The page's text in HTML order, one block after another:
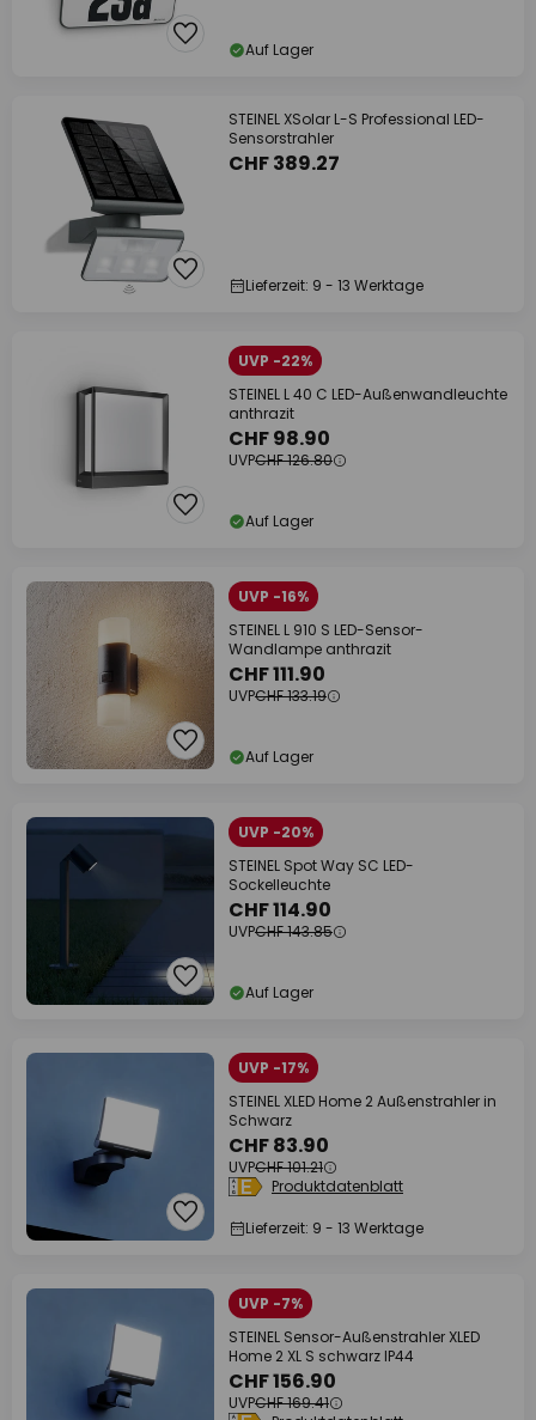
Auf Lager
STEINEL XSolar L-S Professional LED-
Sensorstrahler
CHF 389.27
Lieferzeit: 9 - 13 Werktage
UVP -22%
STEINEL L 40 C LED-Außenwandleuchte
anthrazit
CHF 98.90
UVPCHF 126.80
Auf Lager
UVP -16%
STEINEL L 910 S LED-Sensor-
Wandlampe anthrazit
CHF 111.90
UVPCHF 133.19
Auf Lager
UVP -20%
STEINEL Spot Way SC LED-
Sockelleuchte
CHF 114.90
UVPCHF 143.85
Auf Lager
UVP -17%
STEINEL XLED Home 2 Außenstrahler in
Schwarz
CHF 83.90
UVPCHF 101.21
Produktdatenblatt
Lieferzeit: 9 - 13 Werktage
UVP -7%
STEINEL Sensor-Außenstrahler XLED
Home 2 XL S schwarz IP44
CHF 156.90
UVPCHF 169.41